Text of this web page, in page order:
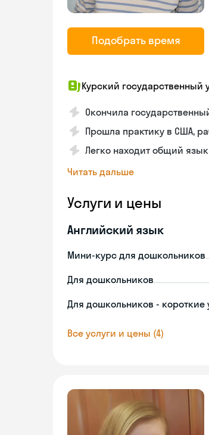
Подобрать время
Курский государственный
Окончила
Прошла практику в США,
Легко находит общий
Читать дальше
Услуги и цены
Английский язык
Мини-курс для дошкольников
Для дошкольников
Для дошкольников - короткие
Все услуги и цены (4)